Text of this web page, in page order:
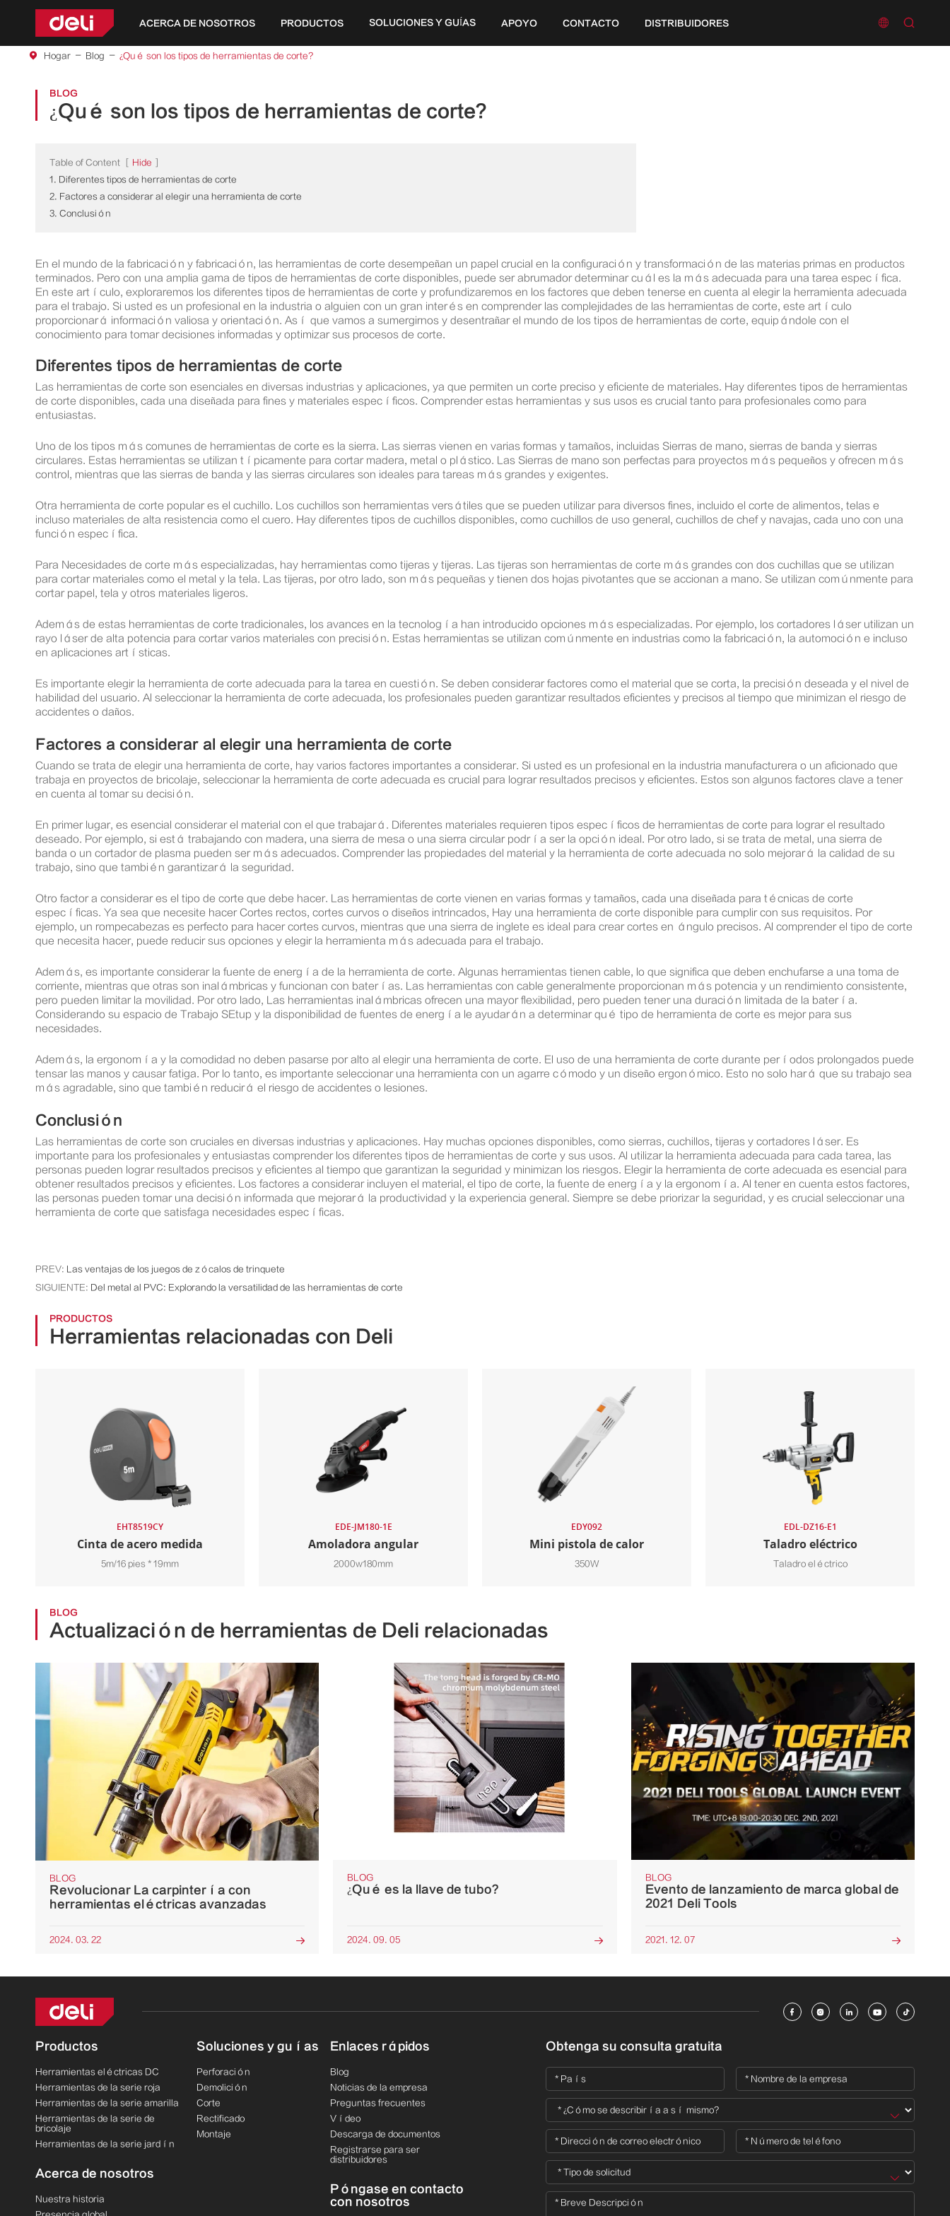
ACERCA DE NOSOTROS PRODUCTOS SOLUCIONES Y GUÍAS APOYO CONTACTO DISTRIBUIDORES  
Hogar Blog ¿Qué son los tipos de herramientas de corte?
BLOG
¿Qué son los tipos de herramientas de corte?
Table of Content Hide
1. Diferentes tipos de herramientas de corte
2. Factores a considerar al elegir una herramienta de corte
3. Conclusión
En el mundo de la fabricación y fabricación, las herramientas de corte desempeñan un papel crucial en la configuración y transformación de las materias primas en productos
terminados. Pero con una amplia gama de tipos de herramientas de corte disponibles, puede ser abrumador determinar cuál es la más adecuada para una tarea específica.
En este artículo, exploraremos los diferentes tipos de herramientas de corte y profundizaremos en los factores que deben tenerse en cuenta al elegir la herramienta adecuada
para el trabajo. Si usted es un profesional en la industria o alguien con un gran interés en comprender las complejidades de las herramientas de corte, este artículo
proporcionará información valiosa y orientación. Así que vamos a sumergirnos y desentrañar el mundo de los tipos de herramientas de corte, equipándole con el
conocimiento para tomar decisiones informadas y optimizar sus procesos de corte.
Diferentes tipos de herramientas de corte
Las herramientas de corte son esenciales en diversas industrias y aplicaciones, ya que permiten un corte preciso y eficiente de materiales. Hay diferentes tipos de herramientas
de corte disponibles, cada una diseñada para fines y materiales específicos. Comprender estas herramientas y sus usos es crucial tanto para profesionales como para
entusiastas.
Uno de los tipos más comunes de herramientas de corte es la sierra. Las sierras vienen en varias formas y tamaños, incluidas Sierras de mano, sierras de banda y sierras
circulares. Estas herramientas se utilizan típicamente para cortar madera, metal o plástico. Las Sierras de mano son perfectas para proyectos más pequeños y ofrecen más
control, mientras que las sierras de banda y las sierras circulares son ideales para tareas más grandes y exigentes.
Otra herramienta de corte popular es el cuchillo. Los cuchillos son herramientas versátiles que se pueden utilizar para diversos fines, incluido el corte de alimentos, telas e
incluso materiales de alta resistencia como el cuero. Hay diferentes tipos de cuchillos disponibles, como cuchillos de uso general, cuchillos de chef y navajas, cada uno con una
función específica.
Para Necesidades de corte más especializadas, hay herramientas como tijeras y tijeras. Las tijeras son herramientas de corte más grandes con dos cuchillas que se utilizan
para cortar materiales como el metal y la tela. Las tijeras, por otro lado, son más pequeñas y tienen dos hojas pivotantes que se accionan a mano. Se utilizan comúnmente para
cortar papel, tela y otros materiales ligeros.
Además de estas herramientas de corte tradicionales, los avances en la tecnología han introducido opciones más especializadas. Por ejemplo, los cortadores láser utilizan un
rayo láser de alta potencia para cortar varios materiales con precisión. Estas herramientas se utilizan comúnmente en industrias como la fabricación, la automoción e incluso
en aplicaciones artísticas.
Es importante elegir la herramienta de corte adecuada para la tarea en cuestión. Se deben considerar factores como el material que se corta, la precisión deseada y el nivel de
habilidad del usuario. Al seleccionar la herramienta de corte adecuada, los profesionales pueden garantizar resultados eficientes y precisos al tiempo que minimizan el riesgo de
accidentes o daños.
Factores a considerar al elegir una herramienta de corte
Cuando se trata de elegir una herramienta de corte, hay varios factores importantes a considerar. Si usted es un profesional en la industria manufacturera o un aficionado que
trabaja en proyectos de bricolaje, seleccionar la herramienta de corte adecuada es crucial para lograr resultados precisos y eficientes. Estos son algunos factores clave a tener
en cuenta al tomar su decisión.
En primer lugar, es esencial considerar el material con el que trabajará. Diferentes materiales requieren tipos específicos de herramientas de corte para lograr el resultado
deseado. Por ejemplo, si está trabajando con madera, una sierra de mesa o una sierra circular podría ser la opción ideal. Por otro lado, si se trata de metal, una sierra de
banda o un cortador de plasma pueden ser más adecuados. Comprender las propiedades del material y la herramienta de corte adecuada no solo mejorará la calidad de su
trabajo, sino que también garantizará la seguridad.
Otro factor a considerar es el tipo de corte que debe hacer. Las herramientas de corte vienen en varias formas y tamaños, cada una diseñada para técnicas de corte
específicas. Ya sea que necesite hacer Cortes rectos, cortes curvos o diseños intrincados, Hay una herramienta de corte disponible para cumplir con sus requisitos. Por
ejemplo, un rompecabezas es perfecto para hacer cortes curvos, mientras que una sierra de inglete es ideal para crear cortes en ángulo precisos. Al comprender el tipo de corte
que necesita hacer, puede reducir sus opciones y elegir la herramienta más adecuada para el trabajo.
Además, es importante considerar la fuente de energía de la herramienta de corte. Algunas herramientas tienen cable, lo que significa que deben enchufarse a una toma de
corriente, mientras que otras son inalámbricas y funcionan con baterías. Las herramientas con cable generalmente proporcionan más potencia y un rendimiento consistente,
pero pueden limitar la movilidad. Por otro lado, Las herramientas inalámbricas ofrecen una mayor flexibilidad, pero pueden tener una duración limitada de la batería.
Considerando su espacio de Trabajo SEtup y la disponibilidad de fuentes de energía le ayudarán a determinar qué tipo de herramienta de corte es mejor para sus
necesidades.
Además, la ergonomía y la comodidad no deben pasarse por alto al elegir una herramienta de corte. El uso de una herramienta de corte durante períodos prolongados puede
tensar las manos y causar fatiga. Por lo tanto, es importante seleccionar una herramienta con un agarre cómodo y un diseño ergonómico. Esto no solo hará que su trabajo sea
más agradable, sino que también reducirá el riesgo de accidentes o lesiones.
Conclusión
Las herramientas de corte son cruciales en diversas industrias y aplicaciones. Hay muchas opciones disponibles, como sierras, cuchillos, tijeras y cortadores láser. Es
importante para los profesionales y entusiastas comprender los diferentes tipos de herramientas de corte y sus usos. Al utilizar la herramienta adecuada para cada tarea, las
personas pueden lograr resultados precisos y eficientes al tiempo que garantizan la seguridad y minimizan los riesgos. Elegir la herramienta de corte adecuada es esencial para
obtener resultados precisos y eficientes. Los factores a considerar incluyen el material, el tipo de corte, la fuente de energía y la ergonomía. Al tener en cuenta estos factores,
las personas pueden tomar una decisión informada que mejorará la productividad y la experiencia general. Siempre se debe priorizar la seguridad, y es crucial seleccionar una
herramienta de corte que satisfaga necesidades específicas.
PREV: Las ventajas de los juegos de zócalos de trinquete
SIGUIENTE: Del metal al PVC: Explorando la versatilidad de las herramientas de corte
PRODUCTOS
Herramientas relacionadas con Deli
EHT8519CY
Cinta de acero medida
5m/16 pies * 19mm
EDE-JM180-1E
Amoladora angular
2000w180mm
EDY092
Mini pistola de calor
350W
EDL-DZ16-E1
Taladro eléctrico
Taladro eléctrico
BLOG
Actualización de herramientas de Deli relacionadas
BLOG
Revolucionar La carpintería con
herramientas eléctricas avanzadas
2024. 03. 22 
BLOG
¿Qué es la llave de tubo?
2024. 09. 05 
BLOG
Evento de lanzamiento de marca global de
2021 Deli Tools
2021. 12. 07 
    
Productos
Herramientas eléctricas DC
Herramientas de la serie roja
Herramientas de la serie amarilla
Herramientas de la serie de
bricolaje
Herramientas de la serie jardín
Acerca de nosotros
Nuestra historia
Soluciones y guías
Perforación
Demolición
Corte
Rectificado
Montaje
Enlaces rápidos
Blog
Noticias de la empresa
Preguntas frecuentes
Vídeo
Descarga de documentos
Registrarse para ser
distribuidores
Póngase en contacto
con nosotros
Obtenga su consulta gratuita